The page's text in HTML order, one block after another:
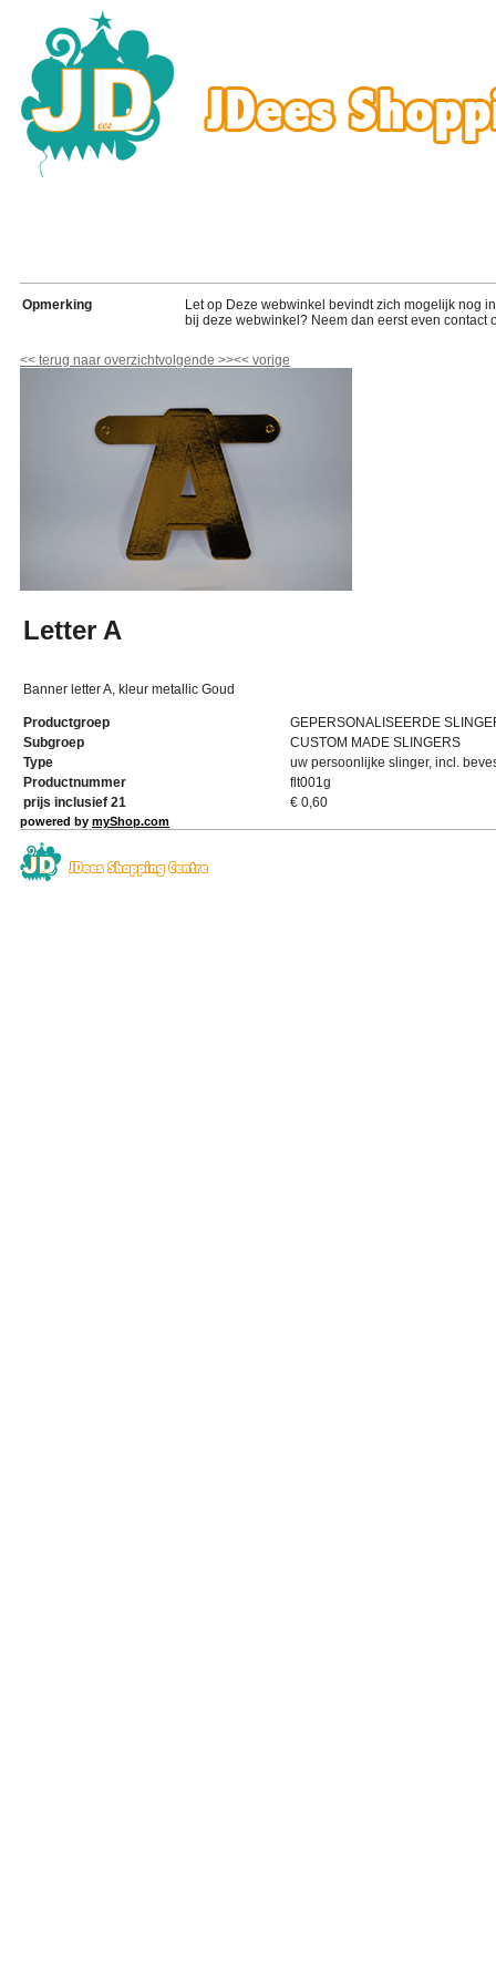
Opmerking
Let op Deze webwinkel bevindt zich mogelijk nog
bij deze webwinkel? Neem dan eerst even contact
<< terug naar overzichtvolgende >><< vorige
Letter A
Banner letter A, kleur metallic Goud
Productgroep
GEPERSONALISEERDE
Subgroep
CUSTOM MADE SLINGERS
Type
uw persoonlijke slinger, incl.
Productnummer
flt001g
prijs inclusief 21
€ 0,60
powered by myShop.com